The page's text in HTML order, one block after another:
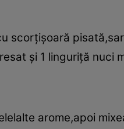
scorţişoară
şi 1 linguriţă nuci
arome,apoi